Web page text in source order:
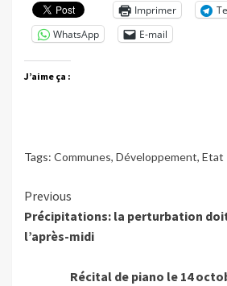
Imprimer
WhatsApp
E-mail
J’aime ça :
Tags: Communes, Développement, Etat
Continue
Reading
Previous
Précipitations: la perturbation
l’après-midi
Récital de piano le 14